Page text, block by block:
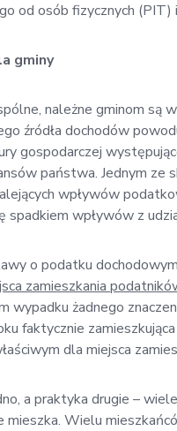
od osób fizycznych
gminy
należne gminom są
źródła dochodów
gospodarczej
państwa. Jednym ze
wpływów
spadkiem wpływów z
o podatku
zamieszkania
wypadku żadnego
faktycznie
dla miejsca
a praktyka drugie –
mieszka. Wielu